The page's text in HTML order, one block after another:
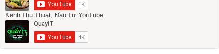
Kênh Thủ Thuật, Đầu Tư YouTube